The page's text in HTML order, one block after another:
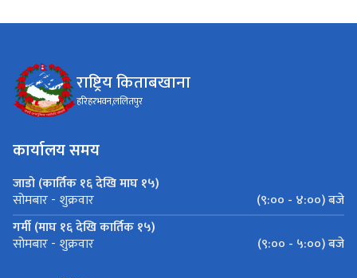
राष्ट्रिय किताबखाना
हरिहरभवन,ललितपुर
कार्यालय समय
जाडो (कार्तिक १६ देखि माघ १५)
सोमबार - शुक्रवार
(९:०० - ४:००) बजे
गर्मी (माघ १६ देखि कार्तिक १५)
सोमबार - शुक्रवार (९:०० - ५:००) बजे